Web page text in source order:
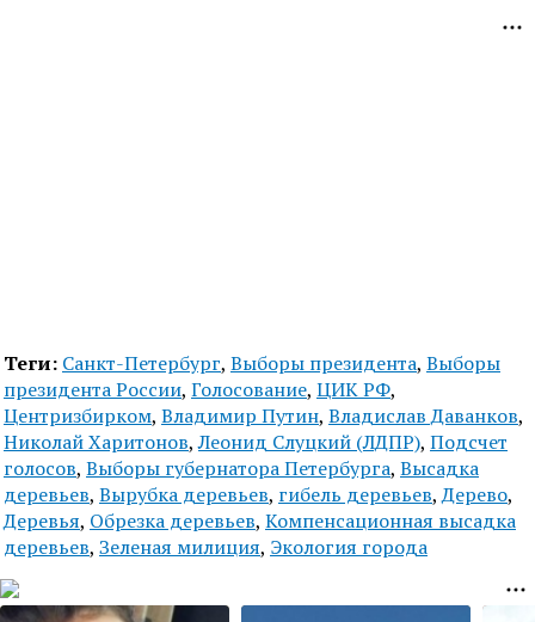
Теги: Санкт-Петербург, Выборы президента, Выборы
президента России, Голосование, ЦИК РФ,
Центризбирком, Владимир Путин, Владислав Даванков,
Николай Харитонов,Леонид Слуцкий (ЛДПР), Подсчет
голосов, Выборы губернатора Петербурга, Высадка
деревьев, Вырубка деревьев, гибель деревьев,Дерево,
Деревья, Обрезка деревьев, Компенсационная высадка
деревьев, Зеленая милиция, Экология города